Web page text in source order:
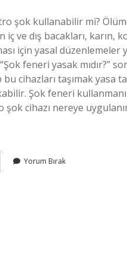
şok kullanabilir mi?
iç ve dış bacakları,
için yasal
feneri yasak mıdır?”
cihazları taşımak yasa
Şok feneri
cihazı nereye
Yorum Bırak